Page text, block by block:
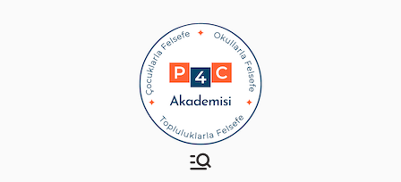
P4C Akademisi